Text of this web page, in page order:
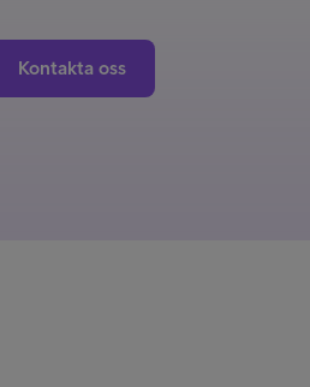
Kontakta oss